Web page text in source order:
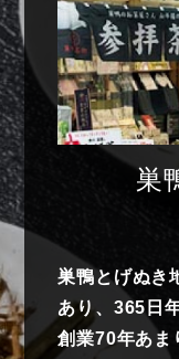
巣
巣鴨とげぬき
あり、365日
創業70年あま